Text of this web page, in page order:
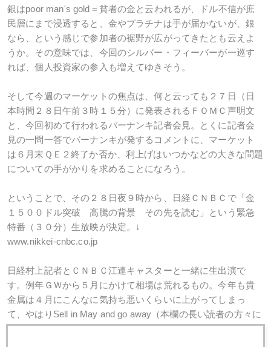
銀はpoor man's gold＝貧者の金と云われるが、ドル不信が庶
民層にまで浸透すると、金やプラチナは手が届かないが、銀
なら、という感じで参加者の裾野が広がってきたとも云えよ
うか。その意味では、今回のシルバー・フィーバーが一巡す
れば、個人投資家の参入も増えてゆきそう。
そして今週のマーケットの焦点は、何と云っても２７日（日
本時間２８日午前３時１５分）に発表されるＦＯＭＣ声明文
と、今回初めて行われるバーナンキ記者会見。とくに記者会
見の一問一答でバーナンキが発するコメントに、マーケット
は６月末ＱＥ２終了か否か、利上げはいつかなどの大きな問題
についての手がかりを求めることになろう。
ということで、その２８日夜９時から、日経ＣＮＢＣで「金
１５００ドル突破 高騰の背景 その先を読む」という緊急
特番（３０分）生放映が決定。↓
www.nikkei-cnbc.co.jp
日経村上記者とＣＮＢＣ江連キャスターと一緒に生出演で
す。例年ＧＷから５月にかけて相場は荒れるもの。今年も貴
金属は４月にこんなに気持ち悪いくらいに上がってしまっ
て、やはりSell in May and go away（本欄の長い読者の方々に
はお馴染み）になりそうな兆しも感じられる。